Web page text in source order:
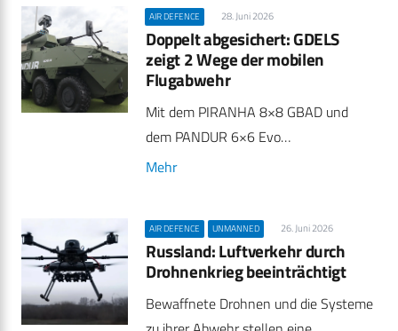
AIR DEFENCE 28. Juni 2026
Doppelt abgesichert: GDELS
zeigt 2 Wege der mobilen
Flugabwehr
Mit dem PIRANHA 8×8 GBAD und
dem PANDUR 6×6 Evo…
Mehr
AIR DEFENCE UNMANNED 26. Juni 2026
Russland: Luftverkehr durch
Drohnenkrieg beeinträchtigt
Bewaffnete Drohnen und die Systeme